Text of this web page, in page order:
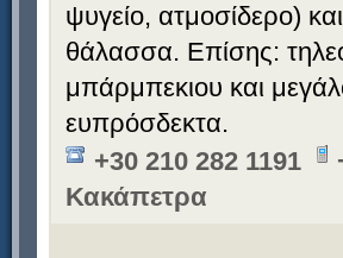
ψυγείο, ατμοσίδερο)
θάλασσα. Επίσης:
μπάρμπεκιου και
ευπρόσδεκτα.
+30 210 282 1191
Κακάπετρα